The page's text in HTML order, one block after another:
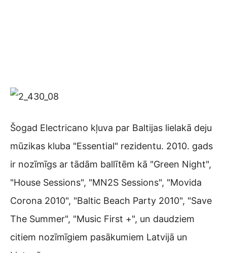
Šogad Electricano kļuva par Baltijas lielakā deju
mūzikas kluba "Essential" rezidentu. 2010. gads
ir nozīmīgs ar tādām ballītēm kā "Green Night",
"House Sessions", "MN2S Sessions", "Movida
Corona 2010", "Baltic Beach Party 2010", "Save
The Summer", "Music First +", un daudziem
citiem nozīmīgiem pasākumiem Latvijā un